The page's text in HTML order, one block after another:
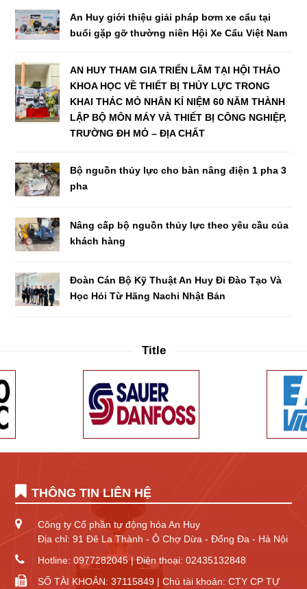
An Huy giới thiệu giải pháp bơm xe cẩu tại
buổi gặp gỡ thường niên Hội Xe Cẩu Việt Nam
AN HUY THAM GIA TRIỂN LÃM TẠI HỘI THẢO
KHOA HỌC VỀ THIẾT BỊ THỦY LỰC TRONG
KHAI THÁC MỎ NHÂN KỈ NIỆM 60 NĂM THÀNH
LẬP BỘ MÔN MÁY VÀ THIẾT BỊ CÔNG NGHIỆP,
TRƯỜNG ĐH MỎ – ĐỊA CHẤT
Bộ nguồn thủy lực cho bàn nâng điện 1 pha 3
pha
Nâng cấp bộ nguồn thủy lực theo yêu cầu của
khách hàng
Đoàn Cán Bộ Kỹ Thuật An Huy Đi Đào Tạo Và
Học Hỏi Từ Hãng Nachi Nhật Bản
Title
THÔNG TIN LIÊN HỆ
Công ty Cổ phần tự động hóa An Huy
Địa chỉ: 91 Đê La Thành - Ô Chợ Dừa - Đống Đa - Hà Nội
Hotline: 0977282045 | Điện thoại: 02435132848
SỐ TÀI KHOẢN: 37115849 | Chủ tài khoản: CTY CP TỰ